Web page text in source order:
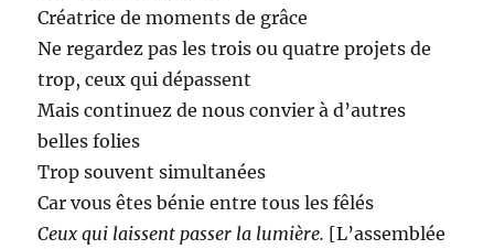
Créatrice de moments de grâce
Ne regardez pas les trois ou quatre projets de
trop, ceux qui dépassent
Mais continuez de nous convier à d’autres
belles folies
Trop souvent simultanées
Car vous êtes bénie entre tous les fêlés
Ceux qui laissent passer la lumière. [L’assemblée